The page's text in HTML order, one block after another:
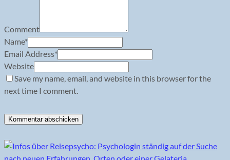
Comment
Name*
Email Address*
Website
Save my name, email, and website in this browser for the
next time I comment.